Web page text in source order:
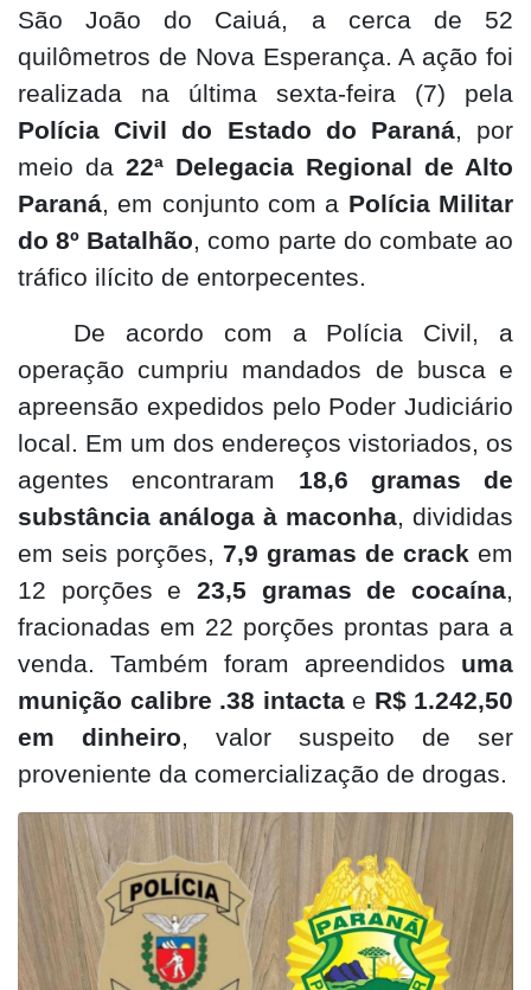
São João do Caiuá, a cerca de 52
quilômetros de Nova Esperança. A ação foi
realizada na última sexta-feira (7) pela
Polícia Civil do Estado do Paraná, por
meio da 22ª Delegacia Regional de Alto
Paraná, em conjunto com a Polícia Militar
do 8º Batalhão, como parte do combate ao
tráfico ilícito de entorpecentes.
De acordo com a Polícia Civil, a
operação cumpriu mandados de busca e
apreensão expedidos pelo Poder Judiciário
local. Em um dos endereços vistoriados, os
agentes encontraram 18,6 gramas de
substância análoga à maconha, divididas
em seis porções, 7,9 gramas de crack em
12 porções e 23,5 gramas de cocaína,
fracionadas em 22 porções prontas para a
venda. Também foram apreendidos uma
munição calibre .38 intactae R$ 1.242,50
em dinheiro, valor suspeito de ser
proveniente da comercialização de drogas.